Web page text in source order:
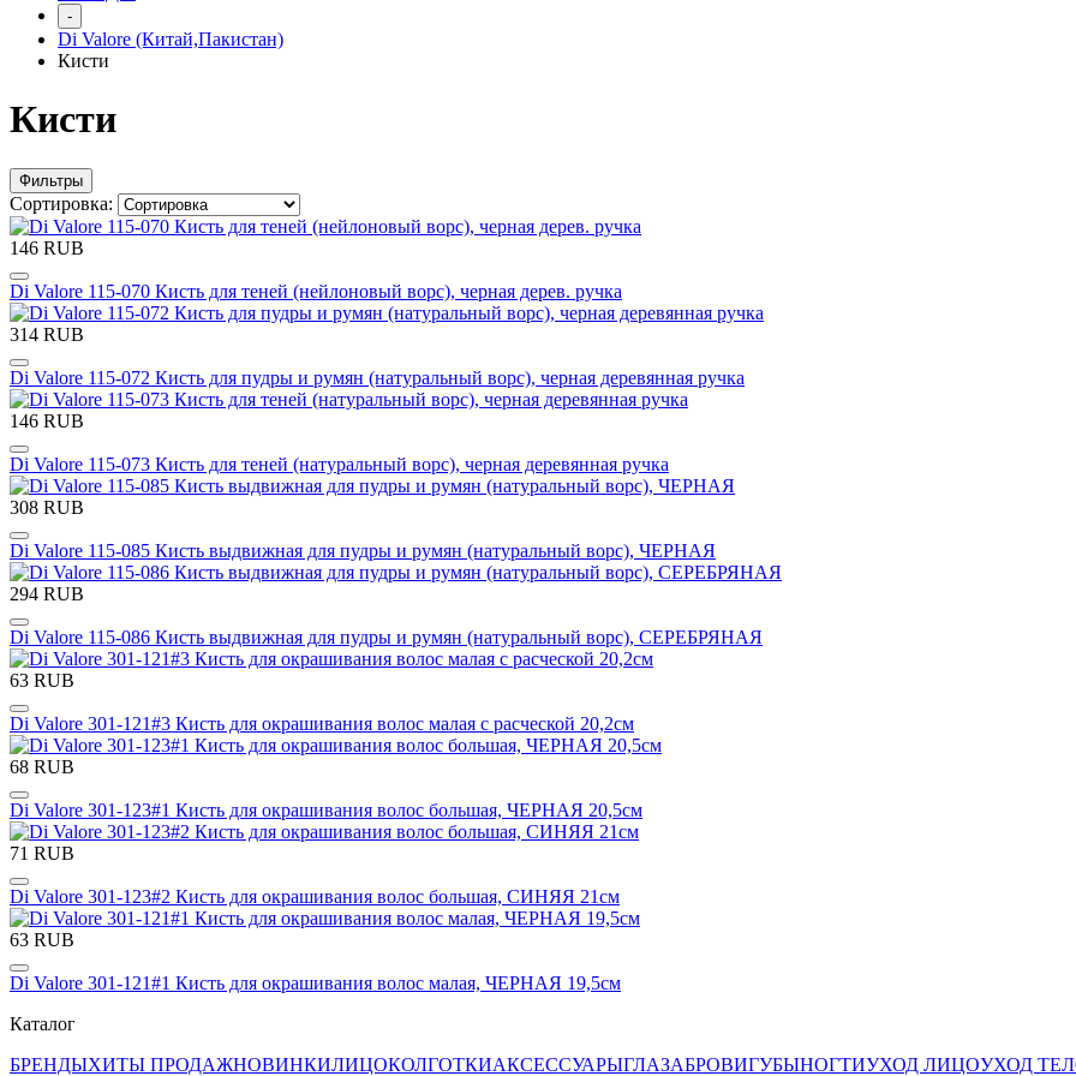
-
Di Valore (Китай,Пакистан)
Кисти
Кисти
Фильтры
Сортировка:
146 RUB
Di Valore 115-070 Кисть для теней (нейлоновый ворс), черная дерев. ручка
314 RUB
Di Valore 115-072 Кисть для пудры и румян (натуральный ворс), черная деревянная ручка
146 RUB
Di Valore 115-073 Кисть для теней (натуральный ворс), черная деревянная ручка
308 RUB
Di Valore 115-085 Кисть выдвижная для пудры и румян (натуральный ворс), ЧЕРНАЯ
294 RUB
Di Valore 115-086 Кисть выдвижная для пудры и румян (натуральный ворс), СЕРЕБРЯНАЯ
63 RUB
Di Valore 301-121#3 Кисть для окрашивания волос малая с расческой 20,2см
68 RUB
Di Valore 301-123#1 Кисть для окрашивания волос большая, ЧЕРНАЯ 20,5см
71 RUB
Di Valore 301-123#2 Кисть для окрашивания волос большая, СИНЯЯ 21см
63 RUB
Di Valore 301-121#1 Кисть для окрашивания волос малая, ЧЕРНАЯ 19,5см
Каталог
БРЕНДЫХИТЫ ПРОДАЖНОВИНКИЛИЦОКОЛГОТКИАКСЕССУАРЫГЛАЗАБРОВИГУБЫНОГТИУХОД ЛИЦОУХОД